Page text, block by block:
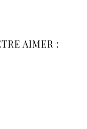
AIMER :